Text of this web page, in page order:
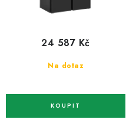
Na dotaz
24 587 Kč